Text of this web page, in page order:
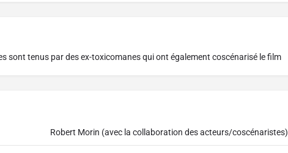
sont tenus par des ex-toxicomanes qui ont également coscénarisé le film
Robert Morin (avec la collaboration des acteurs/coscénaristes)